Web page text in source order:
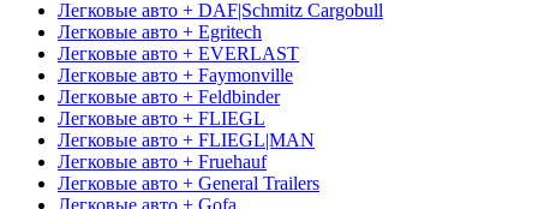
Легковые авто + DAF|Schmitz Cargobull
Легковые авто + Egritech
Легковые авто + EVERLAST
Легковые авто + Faymonville
Легковые авто + Feldbinder
Легковые авто + FLIEGL
Легковые авто + FLIEGL|MAN
Легковые авто + Fruehauf
Легковые авто + General Trailers
Легковые авто + Gofa